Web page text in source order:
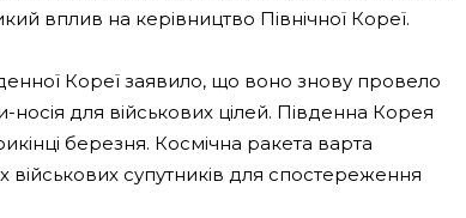
вплив на керівництво Північної Кореї.
Кореї заявило, що воно знову провело
для військових цілей. Південна Корея
березня. Космічна ракета варта
супутників для спостереження